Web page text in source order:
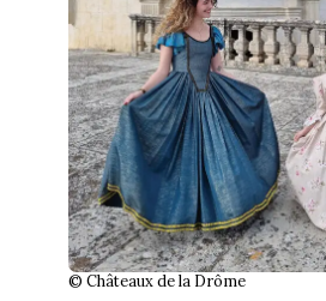
© Châteaux de la Drôme